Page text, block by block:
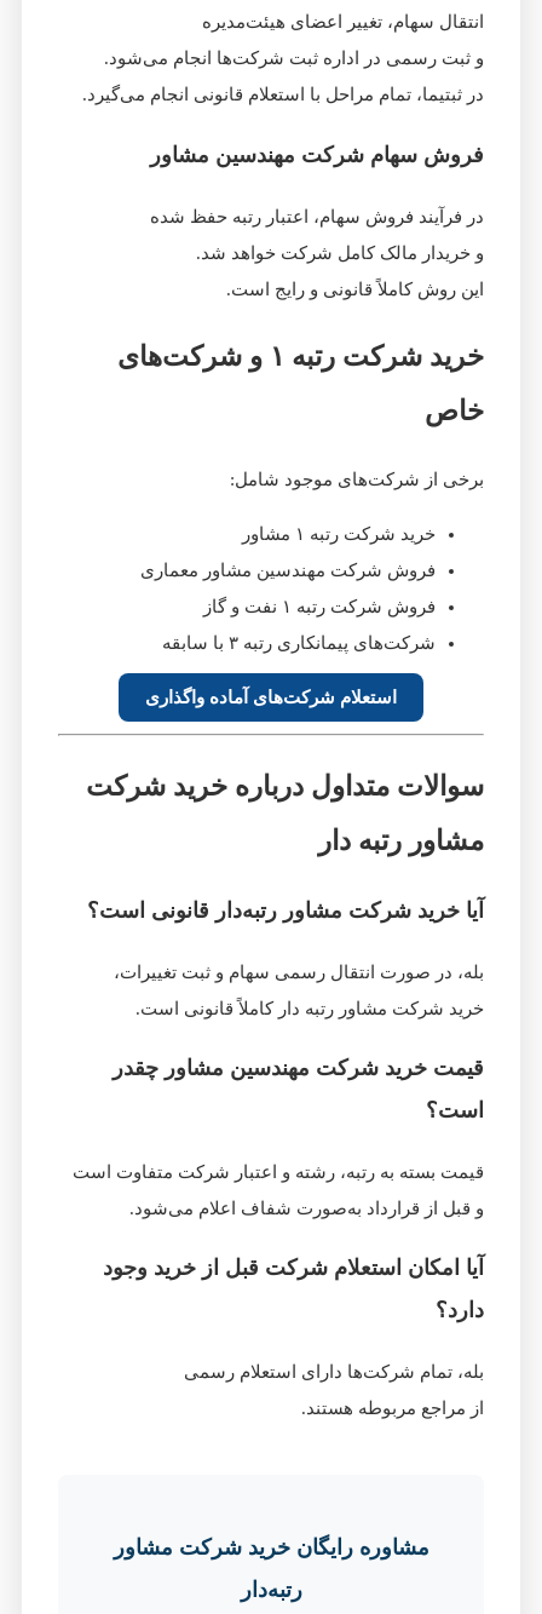
انتقال سهام، تغییر اعضای هیئت‌مدیره
و ثبت رسمی در اداره ثبت شرکت‌ها انجام می‌شود.
در ثبتیما، تمام مراحل با استعلام قانونی انجام می‌گیرد.
فروش سهام شرکت مهندسین مشاور
در فرآیند فروش سهام، اعتبار رتبه حفظ شده
و خریدار مالک کامل شرکت خواهد شد.
این روش کاملاً قانونی و رایج است.
خرید شرکت رتبه ۱ و شرکت‌های
خاص
برخی از شرکت‌های موجود شامل:
خرید شرکت رتبه ۱ مشاور
فروش شرکت مهندسین مشاور معماری
فروش شرکت رتبه ۱ نفت و گاز
شرکت‌های پیمانکاری رتبه ۳ با سابقه
استعلام شرکت‌های آماده واگذاری
سوالات متداول درباره خرید شرکت
مشاور رتبه‌ دار
آیا خرید شرکت مشاور رتبه‌دار قانونی است؟
بله، در صورت انتقال رسمی سهام و ثبت تغییرات،
خرید شرکت مشاور رتبه‌ دار کاملاً قانونی است.
قیمت خرید شرکت مهندسین مشاور چقدر
است؟
قیمت بسته به رتبه، رشته و اعتبار شرکت متفاوت است
و قبل از قرارداد به‌صورت شفاف اعلام می‌شود.
آیا امکان استعلام شرکت قبل از خرید وجود
دارد؟
بله، تمام شرکت‌ها دارای استعلام رسمی
از مراجع مربوطه هستند.
مشاوره رایگان خرید شرکت مشاور
رتبه‌دار